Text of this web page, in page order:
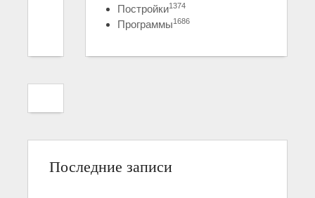
Постройки1374
Программы1686
Последние записи